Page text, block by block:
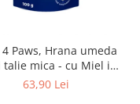
Paws, Hrana umeda
talie mica - cu Miel in
sos, set 24*100g
63,90 Lei